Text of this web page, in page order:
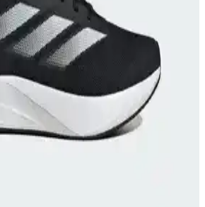
modeli Anzarun Lite ve Flyer
ve dayanıklılık özellikleri
yorumlarıyla detaylandırılıyor.
Spor Ayakkabıları
Sonbahar Kış Modelleri
detaylı karşılaştırıyoruz. Galaxy 7 ve
özellikleri, kullanıcı yorumları ve
önemli bilgiler burada.